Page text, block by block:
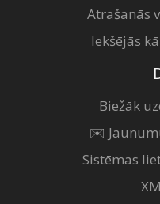
Atrašanās
Iekšējās
Biežāk
✉️
Sistēmas